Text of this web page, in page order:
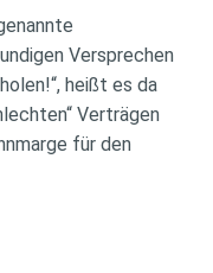
Versprechen
heißt es da
Verträgen
für den